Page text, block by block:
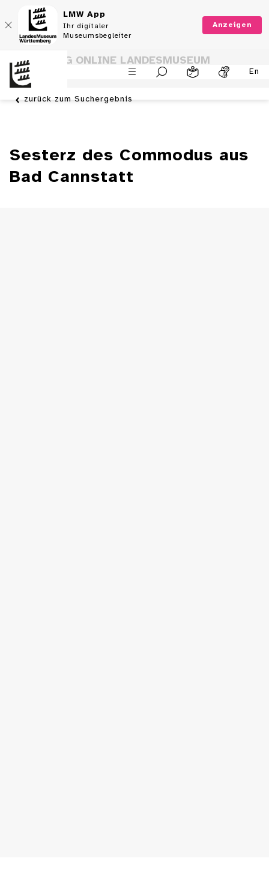
LMW App
Ihr digitaler
Museumsbegleiter
Anzeigen
En
SAMMLUNG ONLINE LANDESMUSEUM
WÜRTTEMBERG
zurück zum Suchergebnis
Sesterz des Commodus aus
Bad Cannstatt